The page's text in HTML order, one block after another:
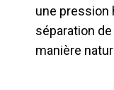
une pression
séparation de
manière